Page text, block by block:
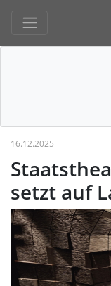
16.12.2025
setzt auf